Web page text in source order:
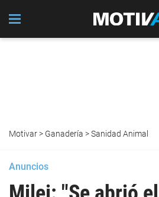
Motivar> Ganadería >Sanidad Animal
Anuncios